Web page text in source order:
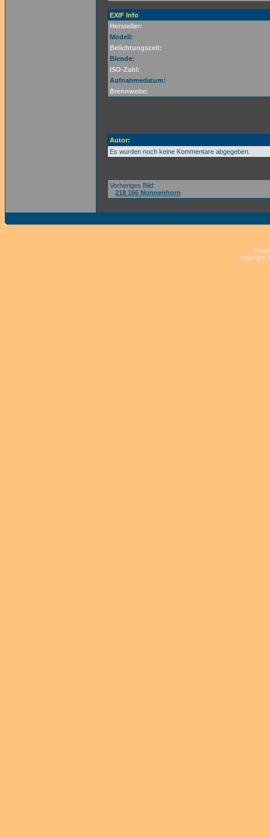
EXIF Info
Hersteller:
Modell:
Belichtungszeit:
Blende:
ISO-Zahl:
Aufnahmedatum:
Brennweite:
Autor:
Es wurden noch keine Kommentare abgegeben.
Vorheriges Bild:
218 166 Nonnenhorn
Copyright